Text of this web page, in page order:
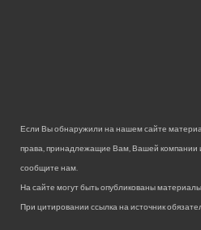
Если Вы обнаружили на нашем сайте
права, принадлежащие Вам, Вашей компании
сообщите нам.
На сайте могут быть опубликованы
При цитировании ссылка на источник